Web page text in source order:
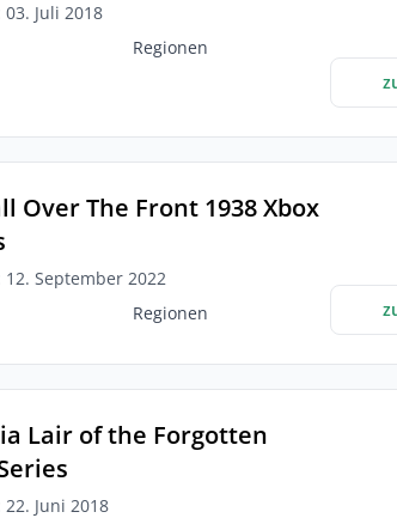
03. Juli 2018
Regionen
Over The Front 1938 Xbox
12. September 2022
Regionen
Lair of the Forgotten
22. Juni 2018